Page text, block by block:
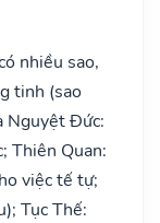
nhiều sao,
tinh (sao
Nguyệt Đức:
Thiên Quan:
việc tế tự;
Tục Thế: